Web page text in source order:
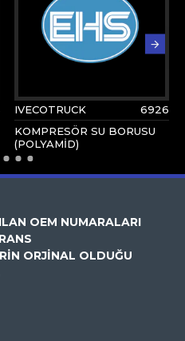
IVECOTRUCK
6926
KOMPRESÖR SU BORUSU
(POLYAMİD)
OEM NUMARALARI
ORJİNAL OLDUĞU